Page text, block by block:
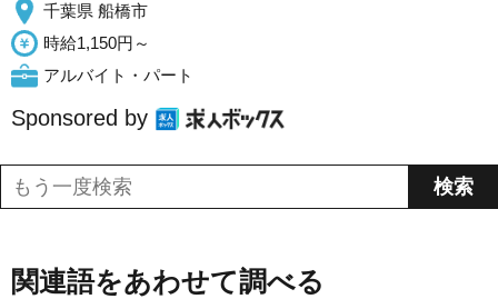
千葉県 船橋市
時給1,150円～
アルバイト・パート
Sponsored by
関連語をあわせて調べる